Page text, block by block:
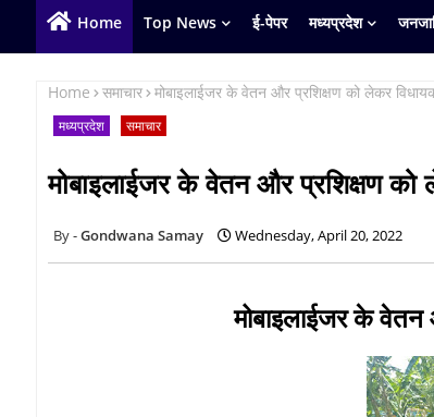
Home Top News ई-पेपर मध्यप्रदेश
Home समाचार मोबाइलाईजर के वेतन और प्रशिक्षण को लेकर विधायक
मध्यप्रदेश समाचार
मोबाइलाईजर के वेतन और प्रशिक्षण को
Gondwana Samay Wednesday, April 20, 2022
मोबाइलाईजर के वेतन